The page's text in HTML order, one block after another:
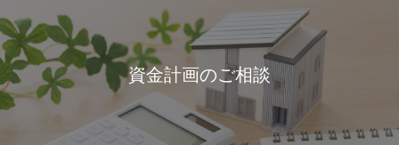
資金計画のご相談